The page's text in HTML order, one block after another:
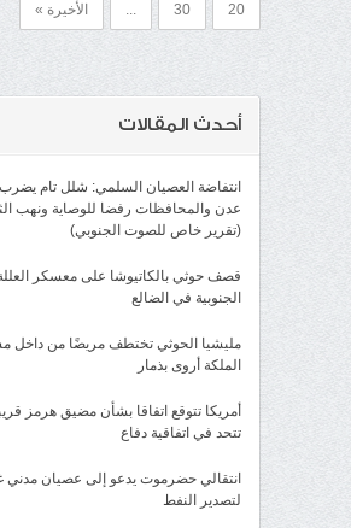
20
30
... الأخيرة »
أحدث المقالات
انتفاضة العصيان السلمي: شلل تام
عدن والمحافظات رفضا للوصاية ونهب
(تقرير خاص للصوت الجنوبي)
قصف حوثي بالكاتيوشا على معسكر
الجنوبية في الضالع
مليشيا الحوثي تختطف مريضًا من داخل
الملكة أروى بذمار
أمريكا تتوقع اتفاقا بشأن مضيق هرمز
تتحد في اتفاقية دفاع
انتقالي حضرموت يدعو إلى عصيان مدني
لتصدير النفط